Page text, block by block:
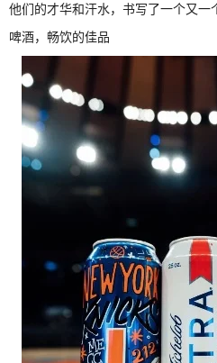
他们的才华和汗水，书写了一个又一
啤酒，畅饮的佳品